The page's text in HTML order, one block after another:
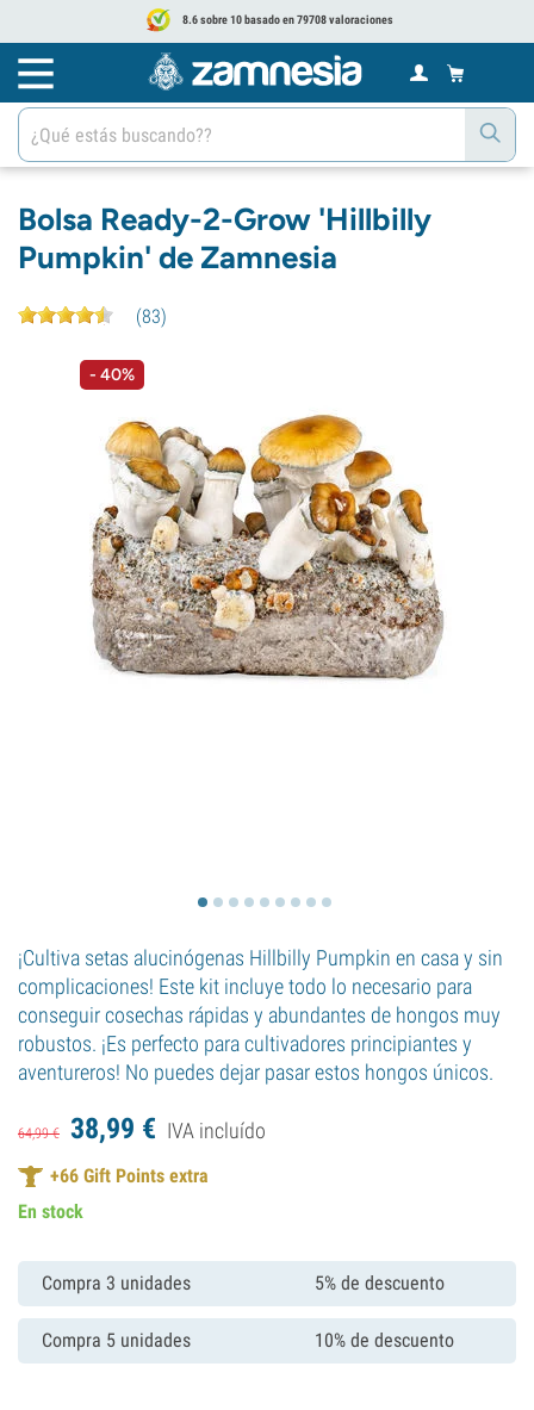
8.6 sobre 10 basado en 79708 valoraciones
Bolsa Ready-2-Grow 'Hillbilly
Pumpkin' de Zamnesia
(83)
- 40%
¡Cultiva setas alucinógenas Hillbilly Pumpkin en casa y sin
complicaciones! Este kit incluye todo lo necesario para
conseguir cosechas rápidas y abundantes de hongos muy
robustos. ¡Es perfecto para cultivadores principiantes y
aventureros! No puedes dejar pasar estos hongos únicos.
64,99€ 38,99 € IVA incluído
+66 Gift Points extra
En stock
Compra 3 unidades 5% de descuento
Compra 5 unidades 10% de descuento